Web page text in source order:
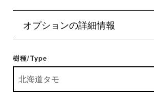
オプションの詳細情報
樹種/Type